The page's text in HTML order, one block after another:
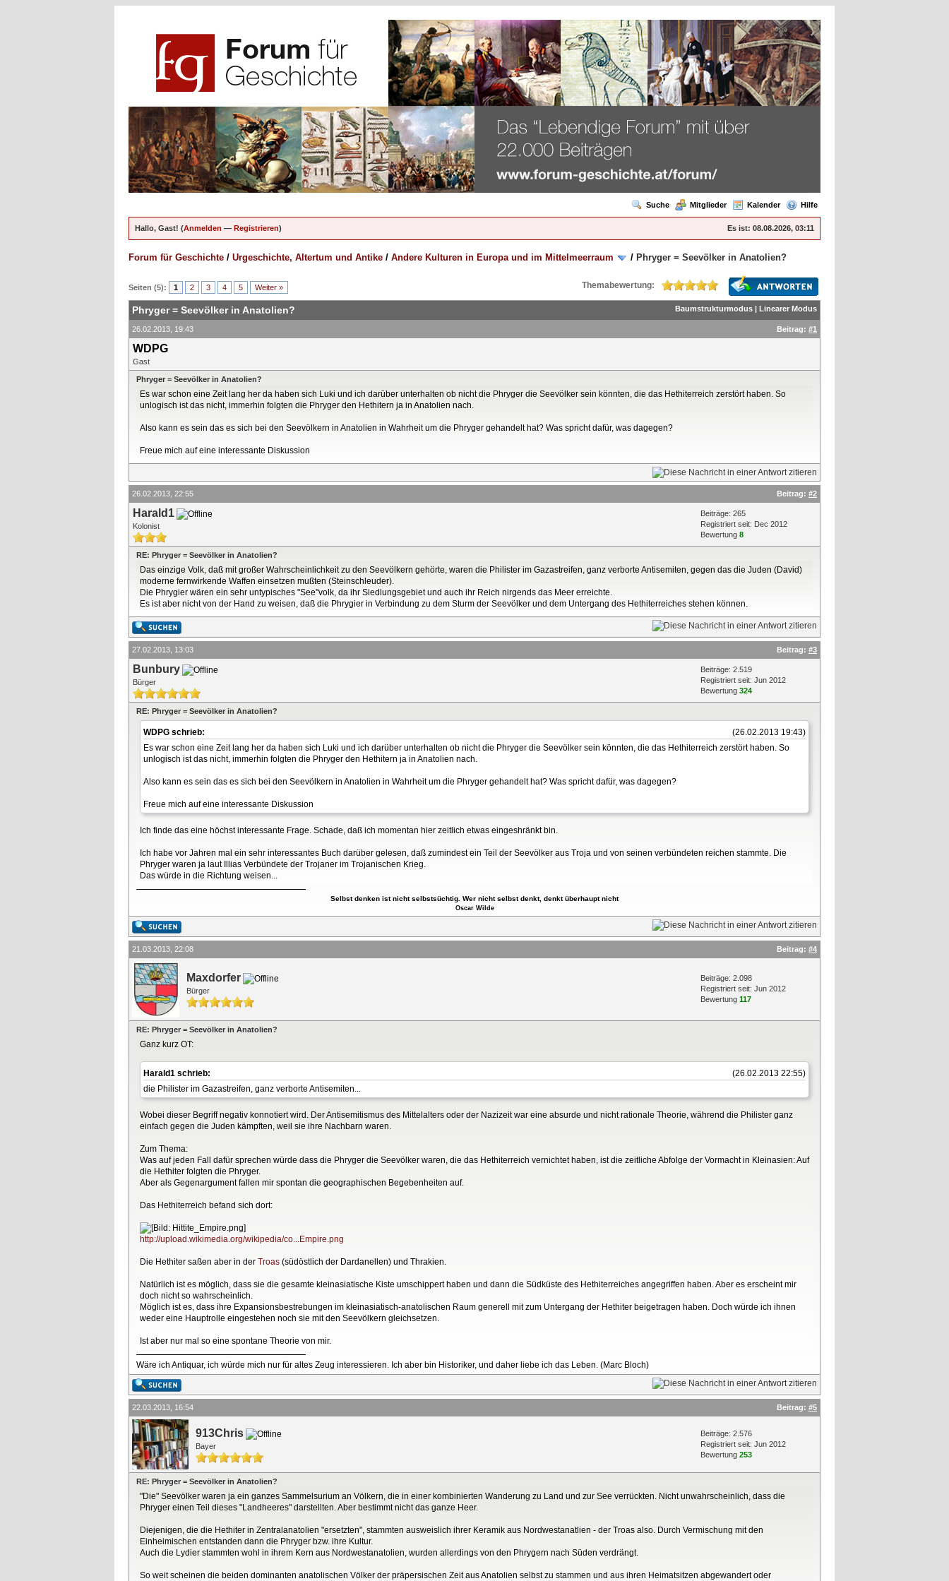
Suche Mitglieder Kalender Hilfe
Es ist: 08.08.2026, 03:11
Hallo, Gast! (Anmelden — Registrieren)
Forum für Geschichte / Urgeschichte, Altertum und Antike / Andere Kulturen in Europa und im Mittelmeerraum / Phryger = Seevölker in Anatolien?
Seiten (5): 1 2 3 4 5 Weiter » Themabewertung:
Baumstrukturmodus | Linearer Modus
Phryger = Seevölker in Anatolien?
26.02.2013, 19:43 Beitrag: #1
WDPG
Gast
Phryger = Seevölker in Anatolien?
Es war schon eine Zeit lang her da haben sich Luki und ich darüber unterhalten ob nicht die Phryger die Seevölker sein könnten, die das Hethiterreich zerstört haben. So
unlogisch ist das nicht, immerhin folgten die Phryger den Hethitern ja in Anatolien nach.
Also kann es sein das es sich bei den Seevölkern in Anatolien in Wahrheit um die Phryger gehandelt hat? Was spricht dafür, was dagegen?
Freue mich auf eine interessante Diskussion
26.02.2013, 22:55 Beitrag: #2
Harald1
Kolonist
Beiträge: 265
Registriert seit: Dec 2012
Bewertung 8
RE: Phryger = Seevölker in Anatolien?
Das einzige Volk, daß mit großer Wahrscheinlichkeit zu den Seevölkern gehörte, waren die Philister im Gazastreifen, ganz verborte Antisemiten, gegen das die Juden (David)
moderne fernwirkende Waffen einsetzen mußten (Steinschleuder).
Die Phrygier wären ein sehr untypisches "See"volk, da ihr Siedlungsgebiet und auch ihr Reich nirgends das Meer erreichte.
Es ist aber nicht von der Hand zu weisen, daß die Phrygier in Verbindung zu dem Sturm der Seevölker und dem Untergang des Hethiterreiches stehen können.
27.02.2013, 13:03 Beitrag: #3
Bunbury
Bürger
Beiträge: 2.519
Registriert seit: Jun 2012
Bewertung 324
RE: Phryger = Seevölker in Anatolien?
(26.02.2013 19:43)
WDPG schrieb:
Es war schon eine Zeit lang her da haben sich Luki und ich darüber unterhalten ob nicht die Phryger die Seevölker sein könnten, die das Hethiterreich zerstört haben. So
unlogisch ist das nicht, immerhin folgten die Phryger den Hethitern ja in Anatolien nach.
Also kann es sein das es sich bei den Seevölkern in Anatolien in Wahrheit um die Phryger gehandelt hat? Was spricht dafür, was dagegen?
Freue mich auf eine interessante Diskussion
Ich finde das eine höchst interessante Frage. Schade, daß ich momentan hier zeitlich etwas eingeshränkt bin.
Ich habe vor Jahren mal ein sehr interessantes Buch darüber gelesen, daß zumindest ein Teil der Seevölker aus Troja und von seinen verbündeten reichen stammte. Die
Phryger waren ja laut Illias Verbündete der Trojaner im Trojanischen Krieg.
Das würde in die Richtung weisen...
Selbst denken ist nicht selbstsüchtig. Wer nicht selbst denkt, denkt überhaupt nicht
Oscar Wilde
21.03.2013, 22:08 Beitrag: #4
Maxdorfer
Bürger
Beiträge: 2.098
Registriert seit: Jun 2012
Bewertung 117
RE: Phryger = Seevölker in Anatolien?
Ganz kurz OT:
(26.02.2013 22:55)
Harald1 schrieb:
die Philister im Gazastreifen, ganz verborte Antisemiten...
Wobei dieser Begriff negativ konnotiert wird. Der Antisemitismus des Mittelalters oder der Nazizeit war eine absurde und nicht rationale Theorie, während die Philister ganz
einfach gegen die Juden kämpften, weil sie ihre Nachbarn waren.
Zum Thema:
Was auf jeden Fall dafür sprechen würde dass die Phryger die Seevölker waren, die das Hethiterreich vernichtet haben, ist die zeitliche Abfolge der Vormacht in Kleinasien: Auf
die Hethiter folgten die Phryger.
Aber als Gegenargument fallen mir spontan die geographischen Begebenheiten auf.
Das Hethiterreich befand sich dort:
http://upload.wikimedia.org/wikipedia/co...Empire.png
Die Hethiter saßen aber in der Troas (südöstlich der Dardanellen) und Thrakien.
Natürlich ist es möglich, dass sie die gesamte kleinasiatische Kiste umschippert haben und dann die Südküste des Hethiterreiches angegriffen haben. Aber es erscheint mir
doch nicht so wahrscheinlich.
Möglich ist es, dass ihre Expansionsbestrebungen im kleinasiatisch-anatolischen Raum generell mit zum Untergang der Hethiter beigetragen haben. Doch würde ich ihnen
weder eine Hauptrolle eingestehen noch sie mit den Seevölkern gleichsetzen.
Ist aber nur mal so eine spontane Theorie von mir.
Wäre ich Antiquar, ich würde mich nur für altes Zeug interessieren. Ich aber bin Historiker, und daher liebe ich das Leben. (Marc Bloch)
22.03.2013, 16:54 Beitrag: #5
913Chris
Bayer
Beiträge: 2.576
Registriert seit: Jun 2012
Bewertung 253
RE: Phryger = Seevölker in Anatolien?
"Die" Seevölker waren ja ein ganzes Sammelsurium an Völkern, die in einer kombinierten Wanderung zu Land und zur See verrückten. Nicht unwahrscheinlich, dass die
Phryger einen Teil dieses "Landheeres" darstellten. Aber bestimmt nicht das ganze Heer.
Diejenigen, die die Hethiter in Zentralanatolien "ersetzten", stammten ausweislich ihrer Keramik aus Nordwestanatlien - der Troas also. Durch Vermischung mit den
Einheimischen entstanden dann die Phryger bzw. ihre Kultur.
Auch die Lydier stammten wohl in ihrem Kern aus Nordwestanatolien, wurden allerdings von den Phrygern nach Süden verdrängt.
So weit scheinen die beiden dominanten anatolischen Völker der präpersischen Zeit aus Anatolien selbst zu stammen und aus ihren Heimatsitzen abgewandert oder